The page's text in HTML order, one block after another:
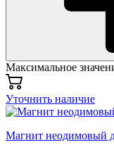
Максимальное
Уточнить наличие
Магнит неодимовый